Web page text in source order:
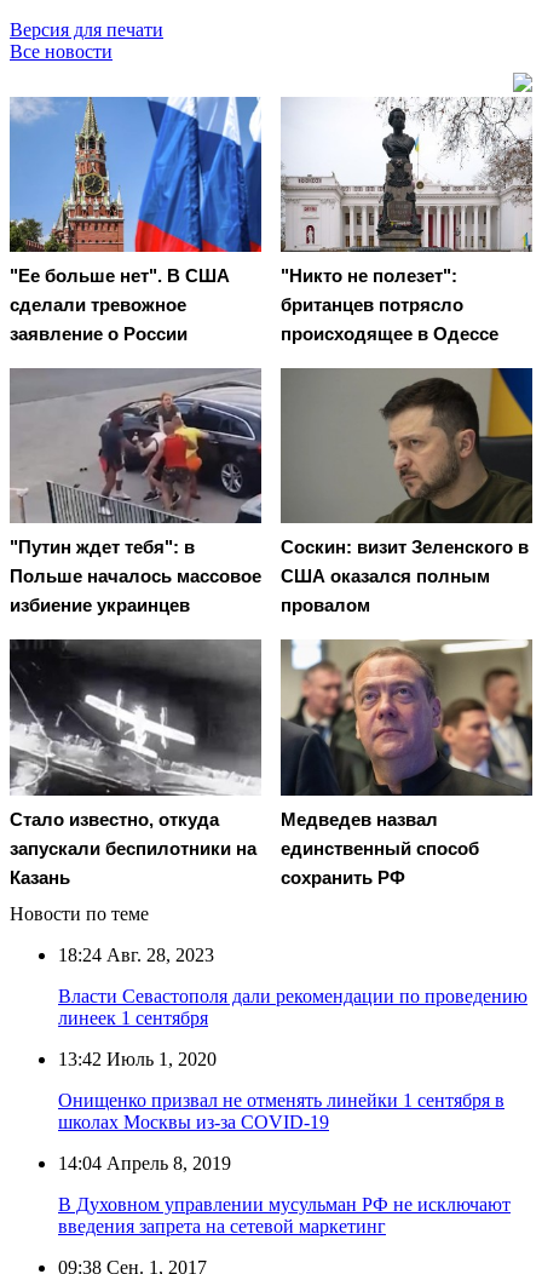
Версия для печати
Все новости
"Ее больше нет". В США
сделали тревожное
заявление о России
"Никто не полезет":
британцев потрясло
происходящее в Одессе
"Путин ждет тебя": в
Польше началось массовое
избиение украинцев
Соскин: визит Зеленского в
США оказался полным
провалом
Стало известно, откуда
запускали беспилотники на
Казань
Медведев назвал
единственный способ
сохранить РФ
Новости по теме
18:24 Авг. 28, 2023
Власти Севастополя дали рекомендации по проведению
линеек 1 сентября
13:42 Июль 1, 2020
Онищенко призвал не отменять линейки 1 сентября в
школах Москвы из-за COVID-19
14:04 Апрель 8, 2019
В Духовном управлении мусульман РФ не исключают
введения запрета на сетевой маркетинг
09:38 Сен. 1, 2017